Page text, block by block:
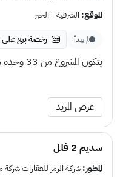
الموقع: الشرقية - الخبر
لم يبدأ رخصة بيع على
يتكون المشروع من 33 وحدة سكنية مطلة مباشرة على البحر
عرض المزيد
سديم 2 فلل
المطور:شركة الرمز للعقارات